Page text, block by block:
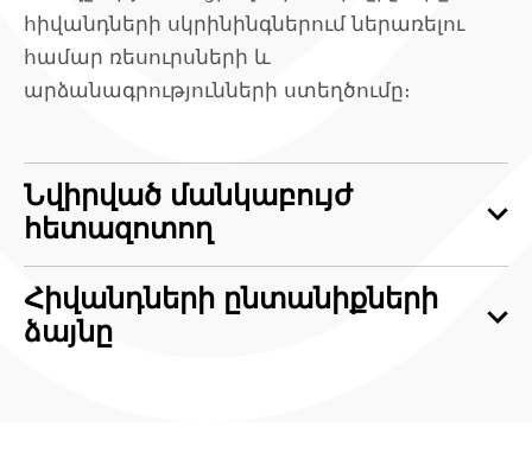
հիվանդների սկրինինգներում ներառելու
համար ռեսուրսների և
արձանագրությունների ստեղծումը։
Նվիրված մանկաբույժ
հետազոտող
Հիվանդների ընտանիքների
ձայնը